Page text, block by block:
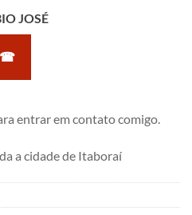
JOSÉ
☎
entrar em contato comigo.
a cidade de Itaboraí